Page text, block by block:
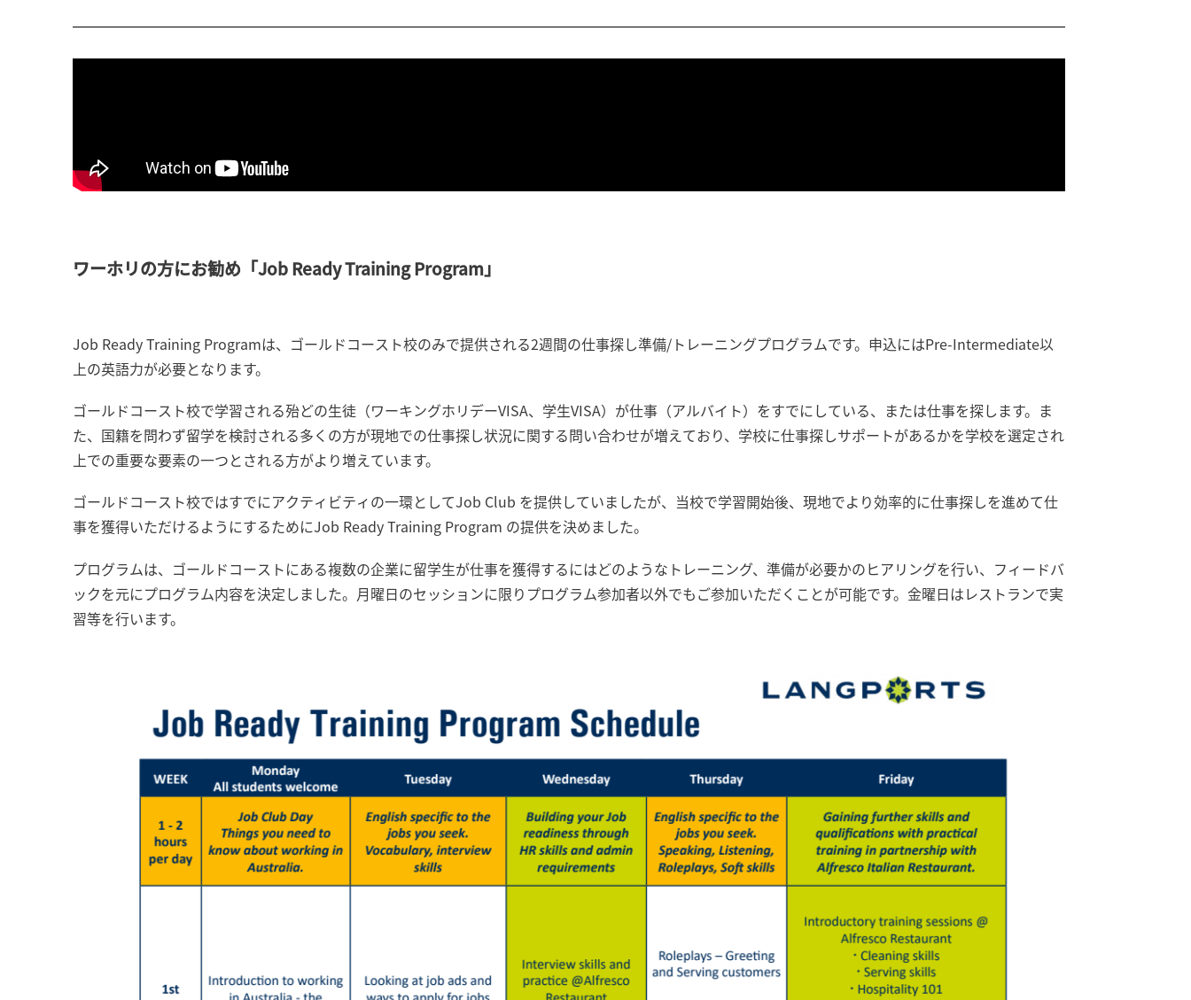
ワーホリの方にお勧め「Job Ready Training Program」
Job Ready Training Programは、ゴールドコースト校のみで提供される2週間の仕事探し準備/トレーニングプログラムです。申込にはPre-Intermediate以
上の英語力が必要となります。
ゴールドコースト校で学習される殆どの生徒（ワーキングホリデーVISA、学生VISA）が仕事（アルバイト）をすでにしている、または仕事を探します。ま
た、国籍を問わず留学を検討される多くの方が現地での仕事探し状況に関する問い合わせが増えており、学校に仕事探しサポートがあるかを学校を選定され
上での重要な要素の一つとされる方がより増えています。
ゴールドコースト校ではすでにアクティビティの一環としてJob Club を提供していましたが、当校で学習開始後、現地でより効率的に仕事探しを進めて仕
事を獲得いただけるようにするためにJob Ready Training Program の提供を決めました。
プログラムは、ゴールドコーストにある複数の企業に留学生が仕事を獲得するにはどのようなトレーニング、準備が必要かのヒアリングを行い、フィードバ
ックを元にプログラム内容を決定しました。月曜日のセッションに限りプログラム参加者以外でもご参加いただくことが可能です。金曜日はレストランで実
習等を行います。